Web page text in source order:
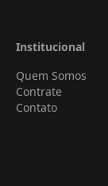
Institucional
Quem Somos
Contrate
Contato